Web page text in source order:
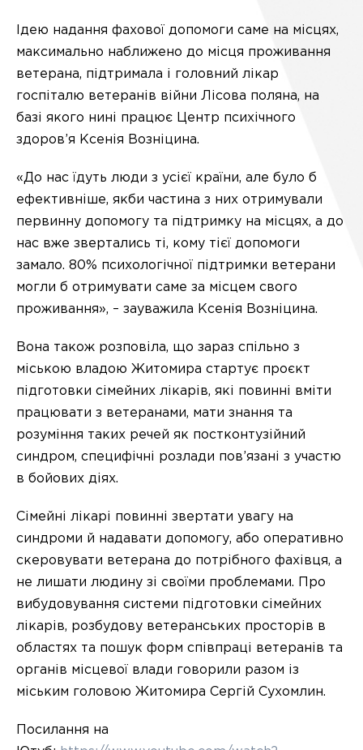
Ідею надання фахової допомоги саме на місцях,
максимально наближено до місця проживання
ветерана, підтримала і головний лікар
госпіталю ветеранів війни Лісова поляна, на
базі якого нині працює Центр психічного
здоров’я Ксенія Возніцина.
«До нас їдуть люди з усієї країни, але було б
ефективніше, якби частина з них отримували
первинну допомогу та підтримку на місцях, а до
нас вже звертались ті, кому тієї допомоги
замало. 80% психологічної підтримки ветерани
могли б отримувати саме за місцем свого
проживання», – зауважила Ксенія Возніцина.
Вона також розповіла, що зараз спільно з
міською владою Житомира стартує проєкт
підготовки сімейних лікарів, які повинні вміти
працювати з ветеранами, мати знання та
розуміння таких речей як постконтузійний
синдром, специфічні розлади пов’язані з участю
в бойових діях.
Сімейні лікарі повинні звертати увагу на
синдроми й надавати допомогу, або оперативно
скеровувати ветерана до потрібного фахівця, а
не лишати людину зі своїми проблемами. Про
вибудовування системи підготовки сімейних
лікарів, розбудову ветеранських просторів в
областях та пошук форм співпраці ветеранів та
органів місцевої влади говорили разом із
міським головою Житомира Сергій Сухомлин.
Посилання на